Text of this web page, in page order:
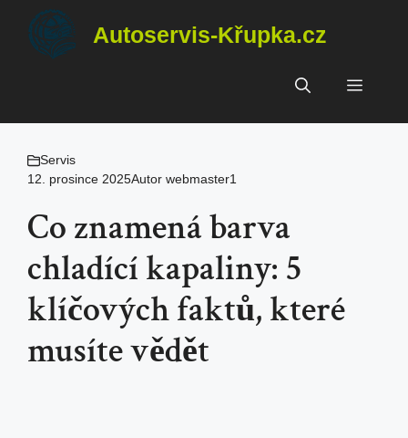
Přeskočit
obsah
Autoservis-Křupka.cz
Menu
Servis
12. prosince 2025Autor webmaster1
Co znamená barva
chladící kapaliny: 5
klíčových faktů, které
musíte vědět